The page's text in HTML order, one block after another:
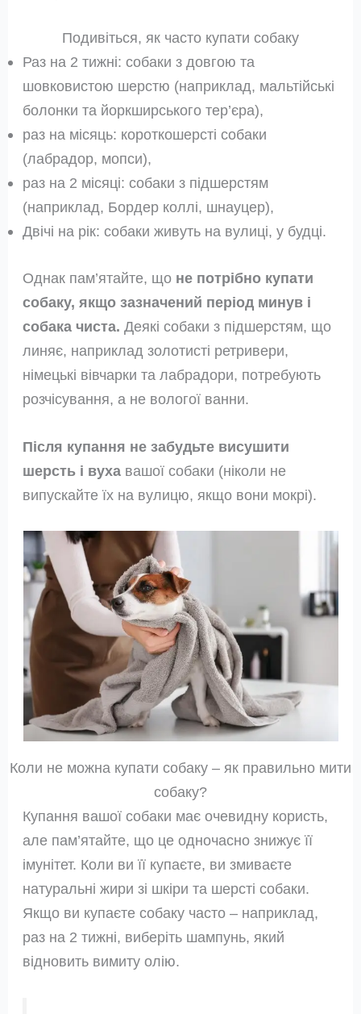
Подивіться, як часто купати собаку
Раз на 2 тижні: собаки з довгою та
шовковистою шерстю (наприклад, мальтійські
болонки та йоркширського тер’єра),
раз на місяць: короткошерсті собаки
(лабрадор, мопси),
раз на 2 місяці: собаки з підшерстям
(наприклад, Бордер коллі, шнауцер),
Двічі на рік: собаки живуть на вулиці, у будці.
Однак пам’ятайте, що не потрібно купати
собаку, якщо зазначений період минув і
собака чиста. Деякі собаки з підшерстям, що
линяє, наприклад золотисті ретривери,
німецькі вівчарки та лабрадори, потребують
розчісування, а не вологої ванни.
Після купання не забудьте висушити
шерсть і вуха вашої собаки (ніколи не
випускайте їх на вулицю, якщо вони мокрі).
Коли не можна купати собаку – як правильно мити
собаку?
Купання вашої собаки має очевидну користь,
але пам’ятайте, що це одночасно знижує її
імунітет. Коли ви її купаєте, ви змиваєте
натуральні жири зі шкіри та шерсті собаки.
Якщо ви купаєте собаку часто – наприклад,
раз на 2 тижні, виберіть шампунь, який
відновить вимиту олію.